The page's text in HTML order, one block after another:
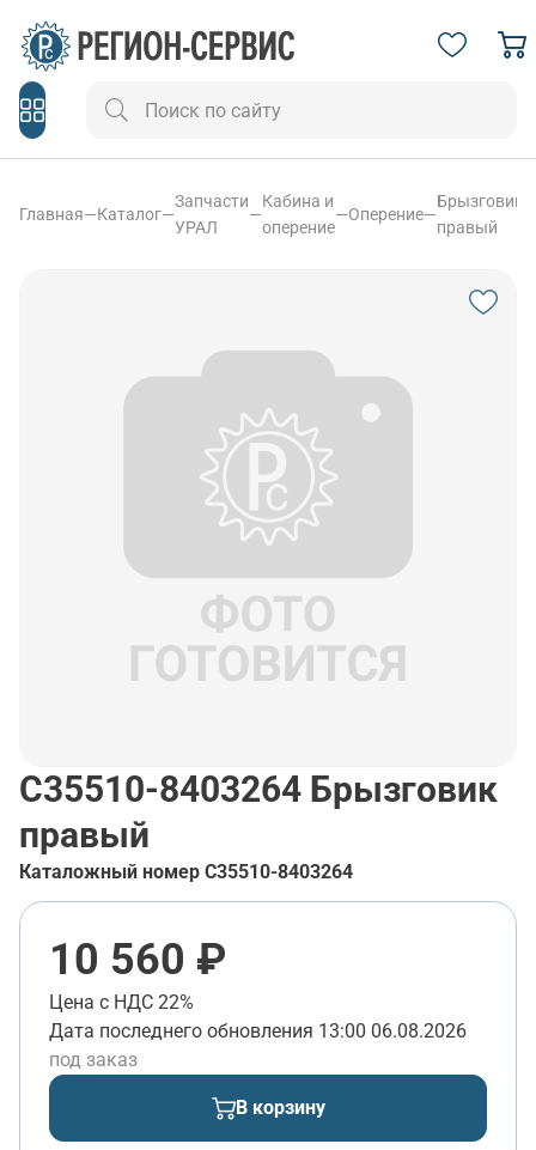
Главная—Каталог—
Запчасти
УРАЛ
—
Кабина и
оперение
—Оперение—
Брызговик
правый
С35510-8403264 Брызговик
правый
Каталожный номер С35510-8403264
10 560 ₽
Цена с НДС 22%
Дата последнего обновления 13:00 06.08.2026
под заказ
В корзину